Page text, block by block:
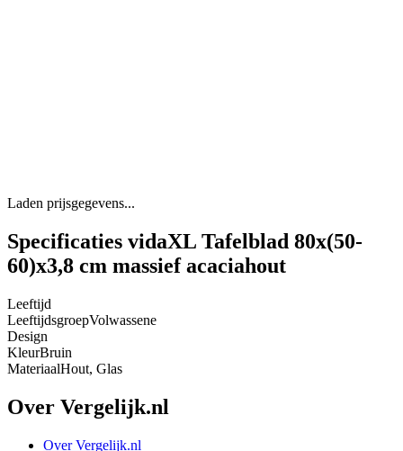
Laden prijsgegevens...
Specificaties vidaXL Tafelblad 80x(50-
60)x3,8 cm massief acaciahout
Leeftijd
LeeftijdsgroepVolwassene
Design
KleurBruin
MateriaalHout, Glas
Over Vergelijk.nl
Over Vergelijk.nl